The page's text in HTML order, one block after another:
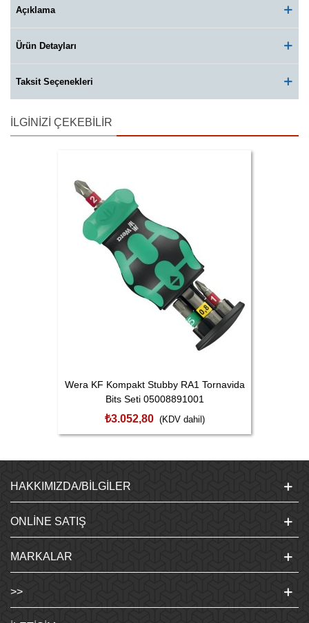
Açıklama
Ürün Detayları
Taksit Seçenekleri
İLGINIZI ÇEKEBILIR
Wera KF Kompakt Stubby RA1 Tornavida
Bits Seti 05008891001
₺3.052,80 (KDV dahil)
HAKKIMIZDA/BILGILER
ONLINE SATIŞ
MARKALAR
>>